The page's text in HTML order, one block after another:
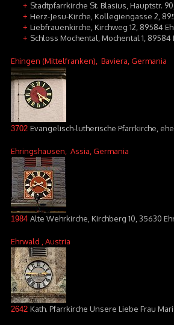
+ Stadtpfarrkirche St. Blasius, Hauptstr.
+ Herz-Jesu-Kirche, Kollegiengasse 2,
+ Liebfrauenkirche, Kirchweg 12, 89584
+ Schloss Mochental, Mochental 1,
Ehingen (Mittelfranken) , Baviera, Germania
3702 Evangelisch-lutherische Pfarrkirche,
Ehringshausen , Assia, Germania
1984 Alte Wehrkirche, Kirchberg 10, 35630
Ehrwald , Austria
2642 Kath. Pfarrkirche Unsere Liebe Frau